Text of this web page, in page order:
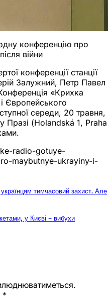
конференцію про
війни
конференції станції
Залужний, Петр Павел
«Крихка
Європейського
середи, 20 травня,
Празі (Holandská 1, Praha
radio-gotuye-
maybutnye-ukrayiny-i-
тимчасовий захист. Але
у Києві – вибухи
*